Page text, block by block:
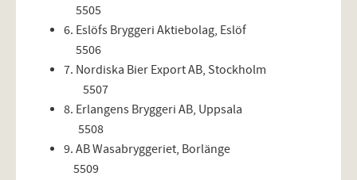
5505
6. Eslöfs Bryggeri Aktiebolag, Eslöf
5506
7. Nordiska Bier Export AB, Stockholm
5507
8. Erlangens Bryggeri AB, Uppsala
5508
9. AB Wasabryggeriet, Borlänge
5509